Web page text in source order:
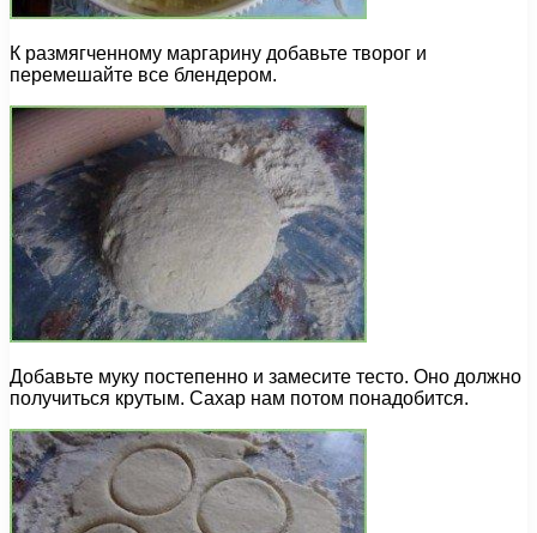
К размягченному маргарину добавьте творог и
перемешайте все блендером.
Добавьте муку постепенно и замесите тесто. Оно должно
получиться крутым. Сахар нам потом понадобится.